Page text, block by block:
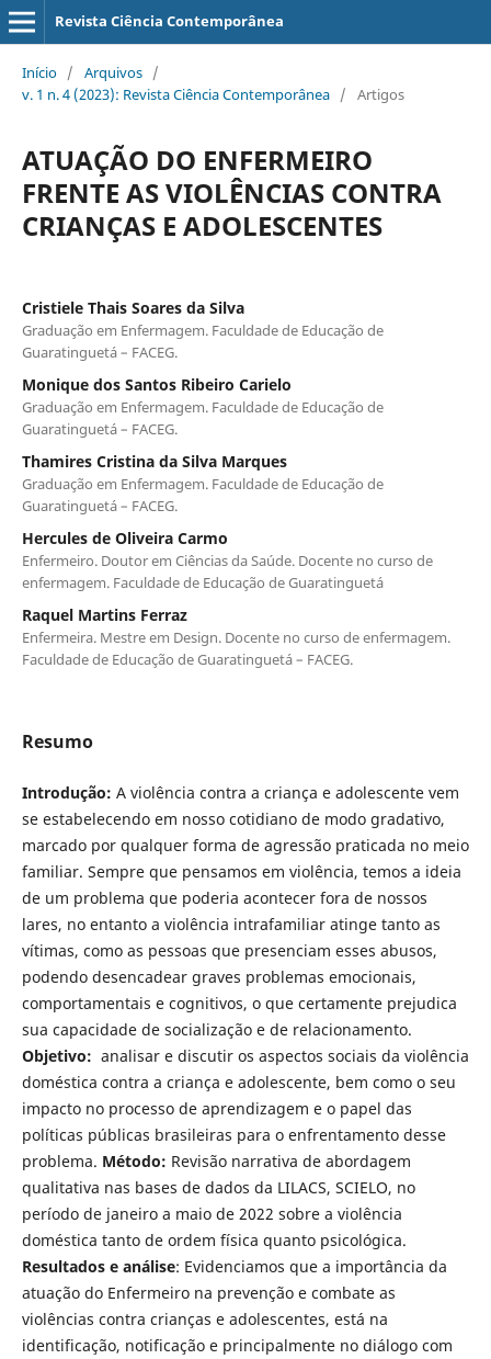
Revista Ciência Contemporânea
Início / Arquivos /
v. 1 n. 4 (2023): Revista Ciência Contemporânea / Artigos
ATUAÇÃO DO ENFERMEIRO
FRENTE AS VIOLÊNCIAS CONTRA
CRIANÇAS E ADOLESCENTES
Cristiele Thais Soares da Silva
Graduação em Enfermagem. Faculdade de Educação de
Guaratinguetá – FACEG.
Monique dos Santos Ribeiro Carielo
Graduação em Enfermagem. Faculdade de Educação de
Guaratinguetá – FACEG.
Thamires Cristina da Silva Marques
Graduação em Enfermagem. Faculdade de Educação de
Guaratinguetá – FACEG.
Hercules de Oliveira Carmo
Enfermeiro. Doutor em Ciências da Saúde. Docente no curso de
enfermagem. Faculdade de Educação de Guaratinguetá
Raquel Martins Ferraz
Enfermeira. Mestre em Design. Docente no curso de enfermagem.
Faculdade de Educação de Guaratinguetá – FACEG.
Resumo
Introdução: A violência contra a criança e adolescente vem
se estabelecendo em nosso cotidiano de modo gradativo,
marcado por qualquer forma de agressão praticada no meio
familiar. Sempre que pensamos em violência, temos a ideia
de um problema que poderia acontecer fora de nossos
lares, no entanto a violência intrafamiliar atinge tanto as
vítimas, como as pessoas que presenciam esses abusos,
podendo desencadear graves problemas emocionais,
comportamentais e cognitivos, o que certamente prejudica
sua capacidade de socialização e de relacionamento.
Objetivo: analisar e discutir os aspectos sociais da violência
doméstica contra a criança e adolescente, bem como o seu
impacto no processo de aprendizagem e o papel das
políticas públicas brasileiras para o enfrentamento desse
problema. Método: Revisão narrativa de abordagem
qualitativa nas bases de dados da LILACS, SCIELO, no
período de janeiro a maio de 2022 sobre a violência
doméstica tanto de ordem física quanto psicológica.
Resultados e análise: Evidenciamos que a importância da
atuação do Enfermeiro na prevenção e combate as
violências contra crianças e adolescentes, está na
identificação, notificação e principalmente no diálogo com